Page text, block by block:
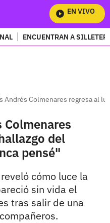
EN VIVO
ENCUENTRAN A
Andrés Colmenares regresa al
Colmenares
del
pensé"
cómo luce la
sin vida el
tras salir de una